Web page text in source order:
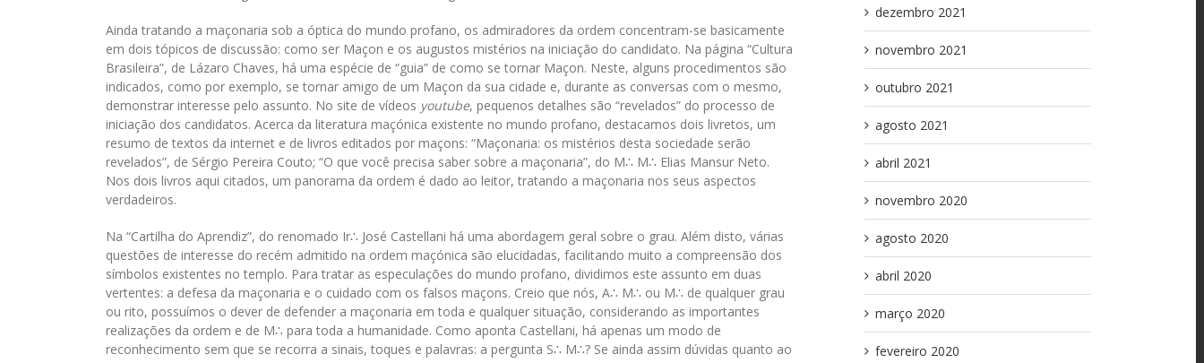
Ainda tratando a maçonaria sob a óptica do mundo profano, os admiradores da ordem concentram-se basicamente
em dois tópicos de discussão: como ser Maçon e os augustos mistérios na iniciação do candidato. Na página “Cultura
Brasileira”, de Lázaro Chaves, há uma espécie de “guia” de como se tornar Maçon. Neste, alguns procedimentos são
indicados, como por exemplo, se tornar amigo de um Maçon da sua cidade e, durante as conversas com o mesmo,
demonstrar interesse pelo assunto. No site de vídeos youtube, pequenos detalhes são “revelados” do processo de
iniciação dos candidatos. Acerca da literatura maçónica existente no mundo profano, destacamos dois livretos, um
resumo de textos da internet e de livros editados por maçons: “Maçonaria: os mistérios desta sociedade serão
revelados”, de Sérgio Pereira Couto; “O que você precisa saber sobre a maçonaria”, do M∴ M∴ Elias Mansur Neto.
Nos dois livros aqui citados, um panorama da ordem é dado ao leitor, tratando a maçonaria nos seus aspectos
verdadeiros.
Na “Cartilha do Aprendiz”, do renomado Ir∴ José Castellani há uma abordagem geral sobre o grau. Além disto, várias
questões de interesse do recém admitido na ordem maçónica são elucidadas, facilitando muito a compreensão dos
símbolos existentes no templo. Para tratar as especulações do mundo profano, dividimos este assunto em duas
vertentes: a defesa da maçonaria e o cuidado com os falsos maçons. Creio que nós, A∴ M∴ ou M∴ de qualquer grau
ou rito, possuímos o dever de defender a maçonaria em toda e qualquer situação, considerando as importantes
realizações da ordem e de M∴ para toda a humanidade. Como aponta Castellani, há apenas um modo de
reconhecimento sem que se recorra a sinais, toques e palavras: a pergunta S∴ M∴? Se ainda assim dúvidas quanto ao
dezembro 2021
novembro 2021
outubro 2021
agosto 2021
abril 2021
novembro 2020
agosto 2020
abril 2020
março 2020
fevereiro 2020